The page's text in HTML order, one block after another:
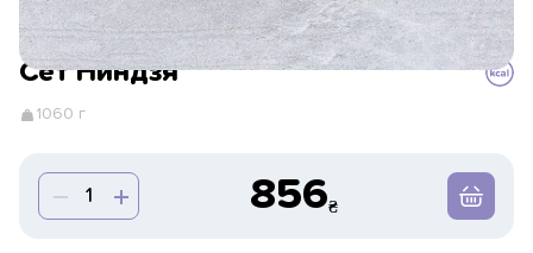
Сет Ниндзя
1060 г
856